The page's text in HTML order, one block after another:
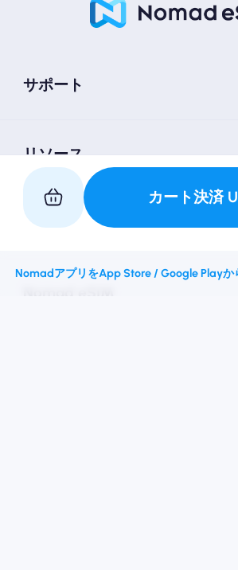
カート決済
サポート
リソース
私たちと提携してください
NomadアプリをApp Store / Google Playか